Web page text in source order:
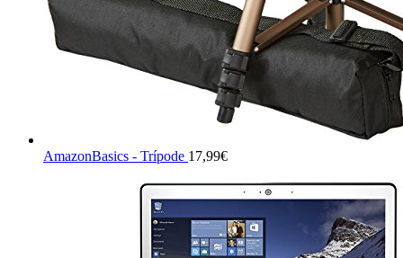
AmazonBasics - Trípode 17,99€